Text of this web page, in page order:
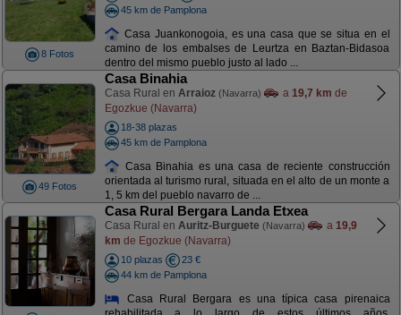
8 Fotos
45 km de Pamplona
Casa Juankonogoia, es una casa que se situa en el
camino de los embalses de Leurtza en Baztan-Bidasoa
dentro del mismo pueblo justo al lado ...
49 Fotos
Casa Binahia
Casa Rural en Arraioz (Navarra) a 19,7 km de
Egozkue (Navarra)
18-38 plazas
45 km de Pamplona
Casa Binahia es una casa de reciente construcción
orientada al turismo rural, situada en el alto de un monte a
1, 5 km del pueblo navarro de ...
Casa Rural Bergara Landa Etxea
Casa Rural en Auritz-Burguete (Navarra) a 19,9
km de Egozkue (Navarra)
10 plazas
23 €
44 km de Pamplona
Casa Rural Bergara es una típica casa pirenaica